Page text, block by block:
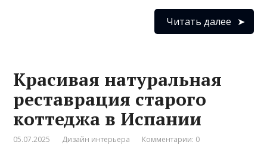
Читать далее
Красивая натуральная
реставрация старого
коттеджа в Испании
05.07.2025 Дизайн интерьера Комментарии: 0